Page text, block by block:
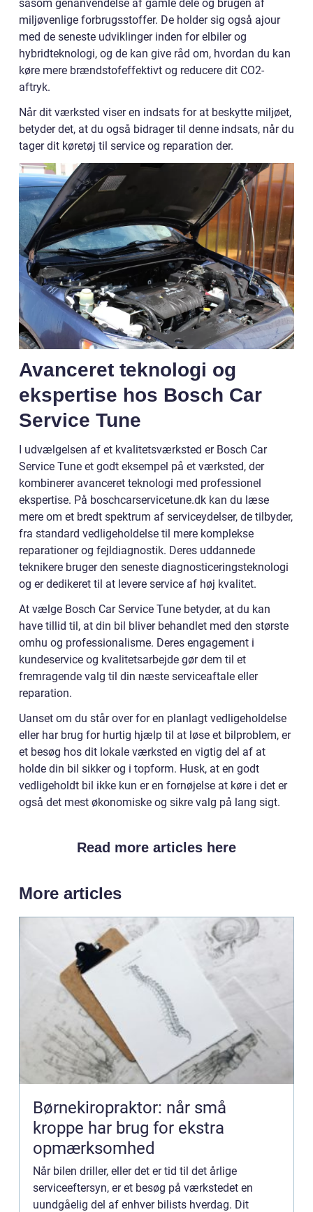
såsom genanvendelse af gamle dele og brugen af
miljøvenlige forbrugsstoffer. De holder sig også ajour
med de seneste udviklinger inden for elbiler og
hybridteknologi, og de kan give råd om, hvordan du kan
køre mere brændstofeffektivt og reducere dit CO2-
aftryk.
Når dit værksted viser en indsats for at beskytte miljøet,
betyder det, at du også bidrager til denne indsats, når du
tager dit køretøj til service og reparation der.
Avanceret teknologi og
ekspertise hos Bosch Car
Service Tune
I udvælgelsen af et kvalitetsværksted er Bosch Car
Service Tune et godt eksempel på et værksted, der
kombinerer avanceret teknologi med professionel
ekspertise. På boschcarservicetune.dk kan du læse
mere om et bredt spektrum af serviceydelser, de tilbyder,
fra standard vedligeholdelse til mere komplekse
reparationer og fejldiagnostik. Deres uddannede
teknikere bruger den seneste diagnosticeringsteknologi
og er dedikeret til at levere service af høj kvalitet.
At vælge Bosch Car Service Tune betyder, at du kan
have tillid til, at din bil bliver behandlet med den største
omhu og professionalisme. Deres engagement i
kundeservice og kvalitetsarbejde gør dem til et
fremragende valg til din næste serviceaftale eller
reparation.
Uanset om du står over for en planlagt vedligeholdelse
eller har brug for hurtig hjælp til at løse et bilproblem, er
et besøg hos dit lokale værksted en vigtig del af at
holde din bil sikker og i topform. Husk, at en godt
vedligeholdt bil ikke kun er en fornøjelse at køre i det er
også det mest økonomiske og sikre valg på lang sigt.
Read more articles here
More articles
Børnekiropraktor: når små
kroppe har brug for ekstra
opmærksomhed
Når bilen driller, eller det er tid til det årlige
serviceeftersyn, er et besøg på værkstedet en
uundgåelig del af enhver bilists hverdag. Dit